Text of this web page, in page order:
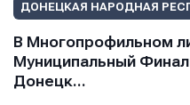
ДОНЕЦКАЯ НАРОДНАЯ
В Многопрофильном
Муниципальный
Донецк…
Сообщение
Сообщение
Сообщение